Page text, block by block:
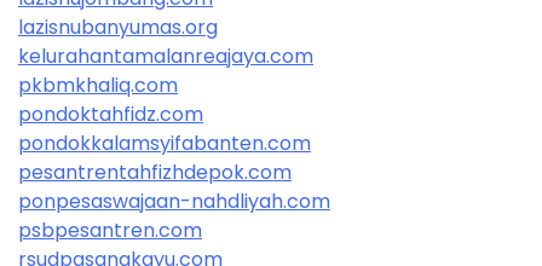
lazisnubanyumas.org
kelurahantamalanreajaya.com
pkbmkhaliq.com
pondoktahfidz.com
pondokkalamsyifabanten.com
pesantrentahfizhdepok.com
ponpesaswajaan-nahdliyah.com
psbpesantren.com
rsudpasangkayu.com